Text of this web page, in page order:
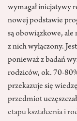
wymagał inicjatywy
nowej podstawie
są obowiązkowe,
z nich wyłączony.
ponieważ z badań
rodziców, ok. 70-
przekazuje się
przedmiot
etapu kształcenia i